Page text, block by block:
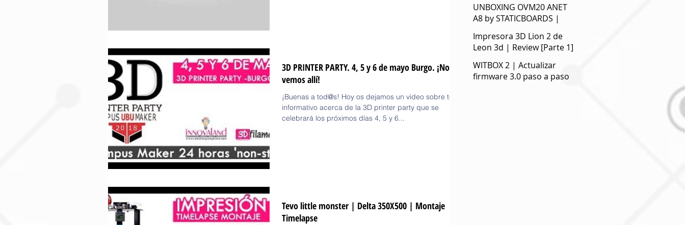
UNBOXING OVM20 ANET
A8 by STATICBOARDS |
impresoras 3D
Impresora 3D Lion 2 de
Leon 3d | Review [Parte 1]
WITBOX 2 | Actualizar
firmware 3.0 paso a paso
3D PRINTER PARTY. 4, 5 y 6 de mayo Burgo. ¡Nos
vemos allí!
¡Buenas a tod@s! Hoy os dejamos un video sobre todo
informativo acerca de la 3D printer party que se
celebrará los próximos días 4, 5 y 6...
Tevo little monster | Delta 350X500 | Montaje
Timelapse